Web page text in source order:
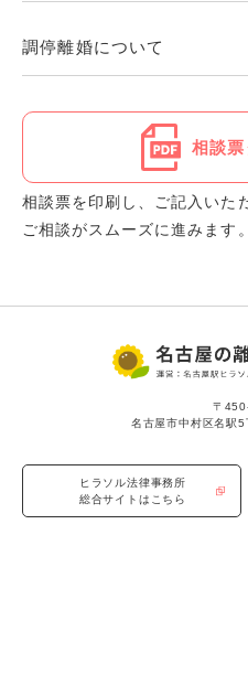
調停離婚について
相談
相談票を印刷し、ご記入いた
ご相談がスムーズに進みます。
〒
名古屋市中村区名駅
ヒラソル法律事務所
総合サイトはこちら